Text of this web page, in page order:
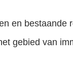
en bestaande
gebied van